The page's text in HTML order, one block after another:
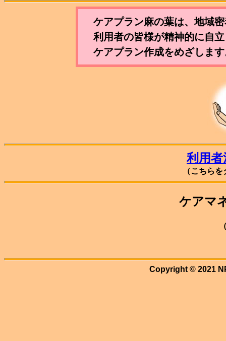
ケアプラン麻の葉は、地域
利用者の皆様が精神的に自
ケアプラン作成をめざしま
利用
（こちら
ケアマ
Copyright © 2021